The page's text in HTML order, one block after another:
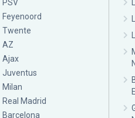
PSV
Feyenoord
Twente
AZ
Ajax
Juventus
Milan
Real Madrid
Barcelona